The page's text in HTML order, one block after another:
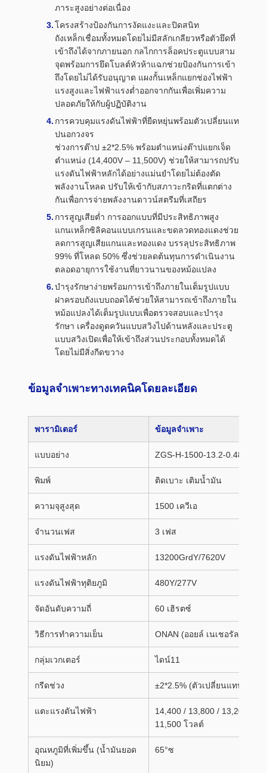
ภาระสูงอย่างต่อเนื่อง
โครงสร้างป้องกันการงัดแงะและปิดสนิท
ถังเหล็กเชื่อมทั้งหมดโดยไม่มีสลักเกลียวหรือตัวยึดที่
เข้าถึงได้จากภายนอก กลไกการล็อคประตูแบบสาม
จุดพร้อมการยึดโบลต์หัวห้าแฉกช่วยป้องกันการเข้า
ถึงโดยไม่ได้รับอนุญาต แผงกั้นเหล็กแยกช่องไฟฟ้า
แรงสูงและไฟฟ้าแรงต่ำออกจากกันเพื่อเพิ่มความ
ปลอดภัยให้กับผู้ปฏิบัติงาน
การควบคุมแรงดันไฟฟ้าที่ยืดหยุ่นพร้อมตัวเปลี่ยนแท
ปนอกวงจร
ช่วงการต๊าป ±2*2.5% พร้อมตำแหน่งต๊าปแยกเจ็ด
ตำแหน่ง (14,400V – 11,500V) ช่วยให้สามารถปรับ
แรงดันไฟฟ้าหลักได้อย่างแม่นยำโดยไม่ต้องตัด
พลังงานโหลด ปรับให้เข้ากับสภาวะกริดที่แตกต่าง
กันเพื่อการจ่ายพลังงานดาวน์สตรีมที่เสถียร
การสูญเสียต่ำ การออกแบบที่มีประสิทธิภาพสูง
แกนเหล็กซิลิคอนแบบเกรนและขดลวดทองแดงช่วย
ลดการสูญเสียแกนและทองแดง บรรลุประสิทธิภาพ
99% ที่โหลด 50% ซึ่งช่วยลดต้นทุนการดำเนินงาน
ตลอดอายุการใช้งานที่ยาวนานของหม้อแปลง
บำรุงรักษาง่ายพร้อมการเข้าถึงภายในเต็มรูปแบบ
ฝาครอบถังแบบถอดได้ช่วยให้สามารถเข้าถึงภายใน
หม้อแปลงได้เต็มรูปแบบเพื่อตรวจสอบและบำรุง
รักษา เครื่องดูดควันแบบสวิงไปด้านหลังและประตู
แบบสวิงเปิดเพื่อให้เข้าถึงส่วนประกอบทั้งหมดได้
โดยไม่มีสิ่งกีดขวาง
ข้อมูลจำเพาะทางเทคนิคโดยละเอียด
พารามิเตอร์ ข้อมูลจำเพาะ
แบบอย่าง ZGS-H-1500-13.2-0.48/0.277
พิมพ์ ติดเบาะ เติมน้ำมัน
ความจุสูงสุด 1500 เควีเอ
จำนวนเฟส 3 เฟส
แรงดันไฟฟ้าหลัก 13200GrdY/7620V
แรงดันไฟฟ้าทุติยภูมิ 480Y/277V
จัดอันดับความถี่ 60 เฮิรตซ์
วิธีการทำความเย็น ONAN (ออยล์ เนเชอรัล แอร์ เ
กลุ่มเวกเตอร์ ไดน์11
กรีดช่วง ±2*2.5% (ตัวเปลี่ยนแทปนอกว
แตะแรงดันไฟฟ้า
14,400 / 13,800 / 13,200 /
11,500 โวลต์
อุณหภูมิที่เพิ่มขึ้น (น้ำมันยอด
นิยม)
65°ซ